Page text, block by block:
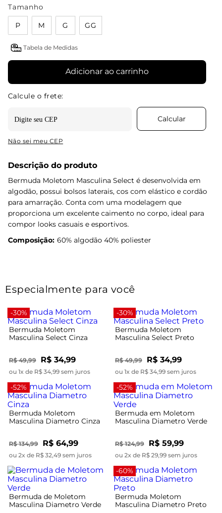
Tamanho
P M G GG
Tabela de Medidas
Adicionar ao carrinho
Não sei meu CEP
Descrição do produto
Bermuda Moletom Masculina Select é desenvolvida em
algodão, possui bolsos laterais, cos com elástico e cordão
para amarração. Conta com uma modelagem que
proporciona um excelente caimento no corpo, ideal para
compor looks casuais e esportivos.
Composição: 60% algodão 40% poliester
Especialmente para você
-30%
Bermuda Moletom
Masculina Select Cinza
R$ 49,99 R$ 34,99
ou 1x de R$ 34,99 sem juros
-30%
Bermuda Moletom
Masculina Select Preto
R$ 49,99 R$ 34,99
ou 1x de R$ 34,99 sem juros
-52%
Bermuda Moletom
Masculina Diametro Cinza
R$ 134,99 R$ 64,99
ou 2x de R$ 32,49 sem juros
-52%
Bermuda em Moletom
Masculina Diametro Verde
R$ 124,99 R$ 59,99
ou 2x de R$ 29,99 sem juros
Bermuda de Moletom
Masculina Diametro Verde
-60%
Bermuda Moletom
Masculina Diametro Preto